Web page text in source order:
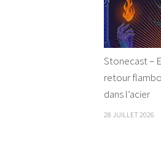
Stonecast –
retour
dans l’acier
28 JUILLET 2026